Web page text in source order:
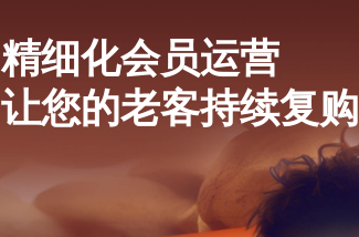
精细化会员运营
让您的老客持续复购